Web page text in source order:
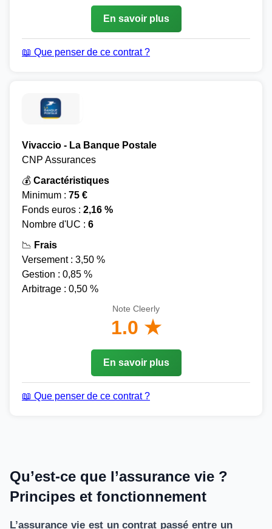
En savoir plus
📖 Que penser de ce contrat ?
Vivaccio - La Banque Postale
CNP Assurances
💰 Caractéristiques
Minimum : 75 €
Fonds euros : 2,16 %
Nombre d'UC : 6
📉 Frais
Versement : 3,50 %
Gestion : 0,85 %
Arbitrage : 0,50 %
Note Cleerly
1.0 ★
En savoir plus
📖 Que penser de ce contrat ?
Qu’est-ce que l’assurance vie ?
Principes et fonctionnement
L’assurance vie est un contrat passé entre un